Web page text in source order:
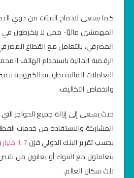
كما يسعى لادماج الفئات من ذوي
المهمشين ماليًا- ممن لا ينخرطون في
المصرفي، بالتعامل مع القطاع
الرقمية المالية باستخدام الهاتف
التعاملات المالية بطريقة الكترونية
وانخفاض التكاليف.
حيث يسعى إلى إزالة جميع الحواجز
المشاركة والاستفادة من خدمات
بحسب تقرير البنك الدولي فإن1.7 مليار
يتعاملون مع البنوك أو يعانون من
ثلث سكان العالم.